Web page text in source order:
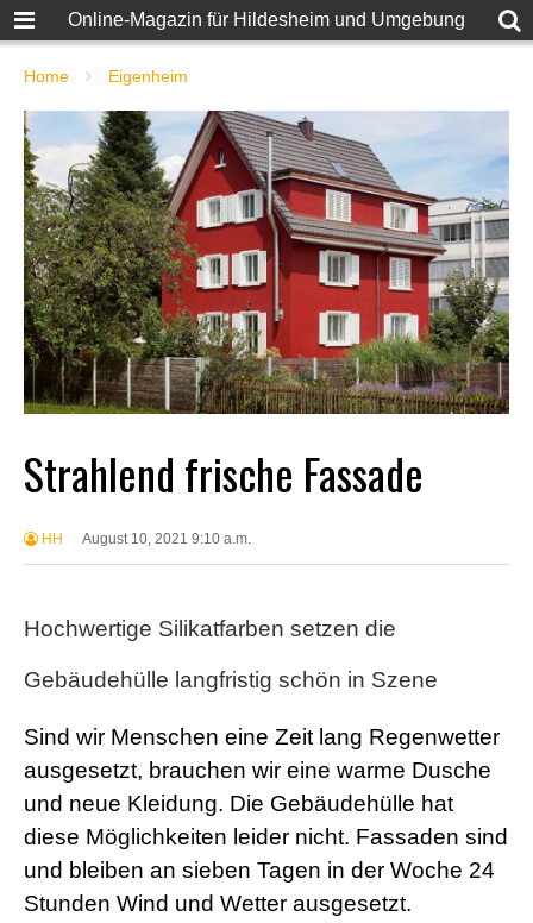
Online-Magazin für Hildesheim und Umgebung
Home Eigenheim
Strahlend frische Fassade
HH August 10, 2021 9:10 a.m.
Hochwertige Silikatfarben setzen die
Gebäudehülle langfristig schön in Szene
Sind wir Menschen eine Zeit lang Regenwetter
ausgesetzt, brauchen wir eine warme Dusche
und neue Kleidung. Die Gebäudehülle hat
diese Möglichkeiten leider nicht. Fassaden sind
und bleiben an sieben Tagen in der Woche 24
Stunden Wind und Wetter ausgesetzt.